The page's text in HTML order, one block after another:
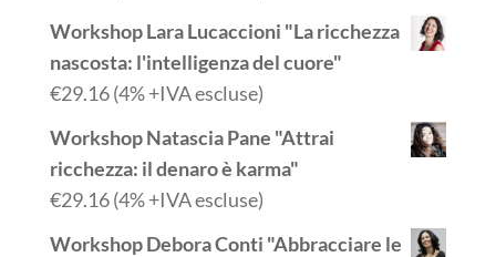
Workshop Lara Lucaccioni "La ricchezza
nascosta: l'intelligenza del cuore"
€29.16(4% +IVA escluse)
Workshop Natascia Pane "Attrai
ricchezza: il denaro è karma"
€29.16(4% +IVA escluse)
Workshop Debora Conti "Abbracciare le